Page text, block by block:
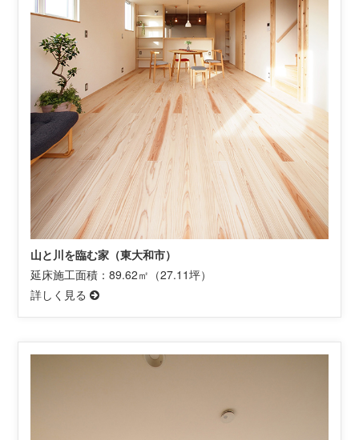
山と川を臨む家（東大和市）
延床施工面積：89.62㎡（27.11坪）
詳しく見る